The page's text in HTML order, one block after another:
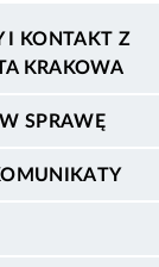
I KONTAKT Z
KRAKOWA
SPRAWĘ